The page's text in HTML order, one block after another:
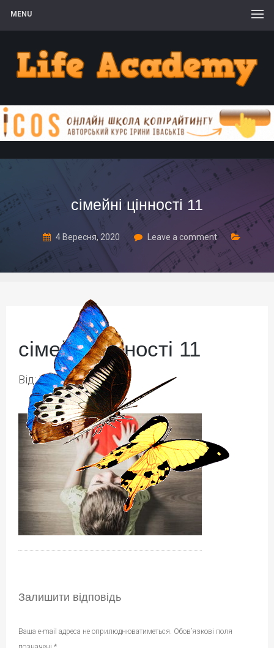
MENU
сімейні цінності 11
4 Вересня, 2020 Leave a comment
сімейні цінності 11
Від:Ірина Іваськів
Залишити відповідь
Ваша e-mail адреса не оприлюднюватиметься. Обов’язкові поля